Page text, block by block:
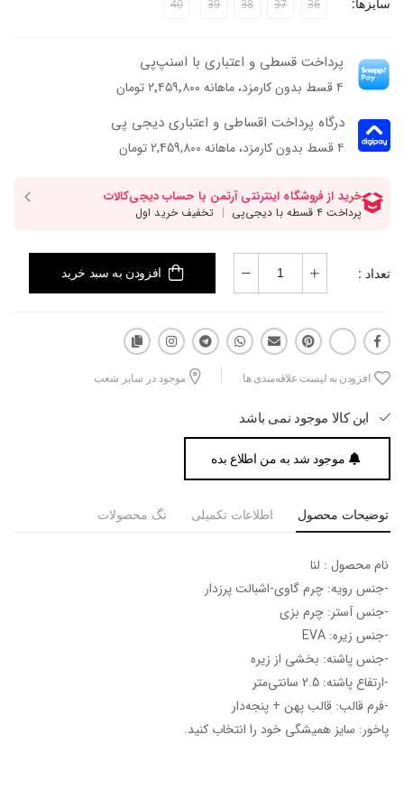
36
37
38
39
40
پرداخت قسطی و اعتباری با اسنپ‌پی
۴ قسط بدون کارمزد، ماهانه ۲٬۴۵۹٬۸۰۰ تومان
درگاه پرداخت اقساطی و اعتباری دیجی پی
۴ قسط بدون کارمزد، ماهانه 2,459,800 تومان
تعداد : افزودن به سبد خرید
افزودن به لیست علاقه‌مندی ها موجود در سایر شعب
این کالا موجود نمی باشد
موجود شد به من اطلاع بده
توضیحات محصول اطلاعات تکمیلی تگ محصولات
نام محصول : لنا
-جنس رویه: چرم گاوی-اشبالت پرزدار
-جنس آستر: چرم بزی
-جنس زیره: EVA
-جنس پاشنه: بخشی از زیره
-ارتفاع پاشنه: 2.5 سانتی‌متر
-فرم قالب: قالب پهن + پنجه‎‌دار
پاخور: سایز همیشگی خود را انتخاب کنید.